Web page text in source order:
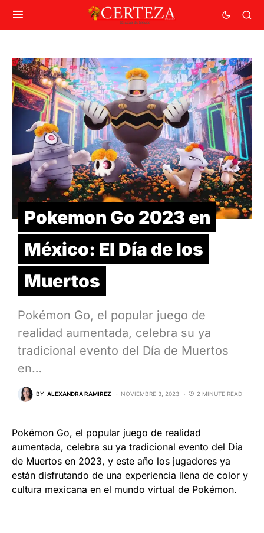
Pokemon Go 2023 en
México: El Día de los
Muertos
Pokémon Go, el popular juego de
realidad aumentada, celebra su ya
tradicional evento del Día de Muertos
en…
BY ALEXANDRA RAMIREZ NOVIEMBRE 3, 2023 2 MINUTE READ
Pokémon Go, el popular juego de realidad
aumentada, celebra su ya tradicional evento del Día
de Muertos en 2023, y este año los jugadores ya
están disfrutando de una experiencia llena de color y
cultura mexicana en el mundo virtual de Pokémon.